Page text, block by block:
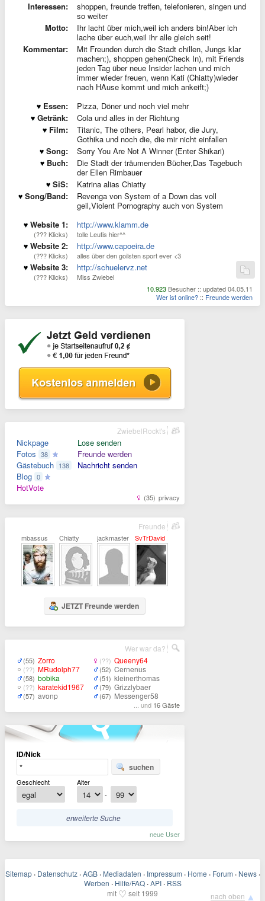
Interessen:
shoppen, freunde treffen, telefonieren, singen und
so weiter
Motto:
Ihr lacht über mich,weil ich anders bin!Aber ich
lache über euch,weil ihr alle gleich seit!
Kommentar:
Mit Freunden durch die Stadt chillen, Jungs klar
machen;), shoppen gehen(Check In), mit Friends
jeden Tag über neue Insider lachen und mich
immer wieder freuen, wenn Kati (Chiatty)wieder
nach HAuse kommt und mich ankeift;)
Essen:
Pizza, Döner und noch viel mehr
Getränk:
Cola und alles in der Richtung
Film:
Titanic, The others, Pearl habor, die Jury,
Gothika und noch die, die mir nicht einfallen
Song:
Sorry You Are Not A Winner (Enter Shikari)
Buch:
Die Stadt der träumenden Bücher,Das Tagebuch
der Ellen Rimbauer
SiS:
Katrina alias Chiatty
Song/Band:
Revenga von System of a Down das voll
geil,Violent Pornography auch von System
Website 1:
(??? Klicks)
http://www.klamm.de
tolle Leutis hier^^
Website 2:
(??? Klicks)
http://www.capoeira.de
alles über den goilsten sport ever <3
Website 3:
(??? Klicks)
http://schuelervz.net
Miss Zwiebel
10.923 Besucher :: updated 04.05.11
Wer ist online? :: Freunde werden
Nickpage
Fotos 38
Gästebuch 138
Blog 0
HotVote
Lose senden
Freunde werden
Nachricht senden
(35) privacy
ZwiebelRockt's
mbassus Chiatty jackmaster SvTrDavid
JETZT Freunde werden
Freunde
(55) Zorro
(??) MRudolph77
(58) bobika
(??) karatekid1967
(57) avonp
(??) Queeny64
(52) Cernenus
(51) kleinerthomas
(79) Grizzlybaer
(67) Messenger58
... und 16 Gäste
Wer war da?
ID/Nick
suchen
Geschlecht
Alter
-
erweiterte Suche
neue User
Sitemap · Datenschutz · AGB · Mediadaten · Impressum · Home · Forum · News ·
Werben · Hilfe/FAQ · API · RSS
mit ♡ seit 1999 nach oben ▲